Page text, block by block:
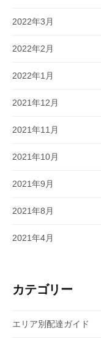
2022年3月
2022年2月
2022年1月
2021年12月
2021年11月
2021年10月
2021年9月
2021年8月
2021年4月
カテゴリー
エリア別配達ガイド